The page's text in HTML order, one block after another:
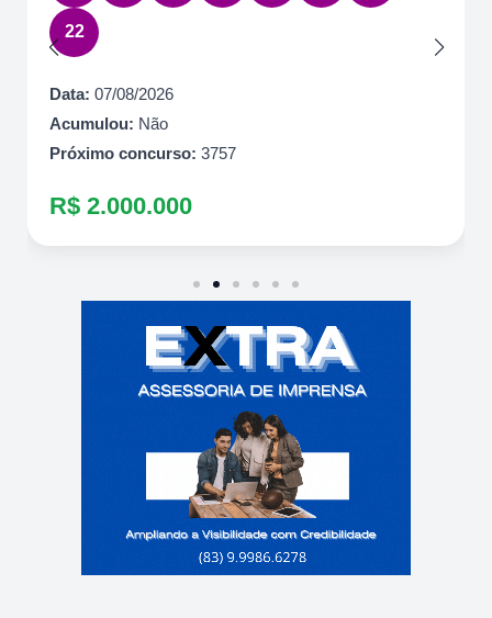
22
Data: 07/08/2026
Acumulou: Não
Próximo concurso: 3757
R$ 2.000.000